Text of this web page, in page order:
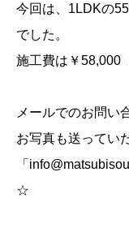
今回は、1LDKの
でした。
施工費は￥58,000
メールでのお問い
お写真も送ってい
「
☆